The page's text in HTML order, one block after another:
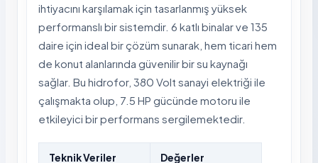
ihtiyacını karşılamak için tasarlanmış yüksek
performanslı bir sistemdir. 6 katlı binalar ve 135
daire için ideal bir çözüm sunarak, hem ticari hem
de konut alanlarında güvenilir bir su kaynağı
sağlar. Bu hidrofor, 380 Volt sanayi elektriği ile
çalışmakta olup, 7.5 HP gücünde motoru ile
etkileyici bir performans sergilemektedir.
Teknik Veriler Değerler